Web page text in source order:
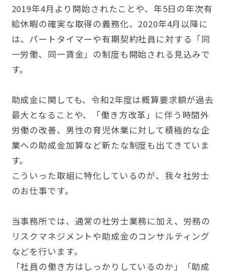
2019年4月より開始されたことや、年5日の年次有
給休暇の確実な取得の義務化、2020年4月以降に
は、パートタイマーや有期契約社員に対する「同
一労働、同一賃金」の制度も開始される見込みで
す。
助成金に関しても、令和2年度は概算要求額が過去
最大となることや、「働き方改革」に伴う時間外
労働の改善、男性の育児休業に対して積極的な企
業への助成金加算など新たな制度も出てきていま
す。
こういった取組に特化しているのが、我々社労士
のお仕事です。
当事務所では、通常の社労士業務に加え、労務の
リスクマネジメントや助成金のコンサルティング
などを行います。
「社員の働き方はしっかりしているのか」「助成